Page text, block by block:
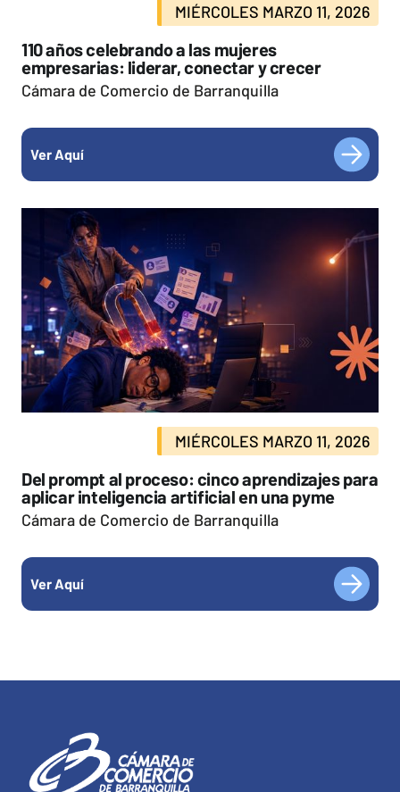
MIÉRCOLES MARZO 11, 2026
110 años celebrando a las mujeres
empresarias: liderar, conectar y crecer
Cámara de Comercio de Barranquilla
Ver Aquí
MIÉRCOLES MARZO 11, 2026
Del prompt al proceso: cinco aprendizajes para
aplicar inteligencia artificial en una pyme
Cámara de Comercio de Barranquilla
Ver Aquí